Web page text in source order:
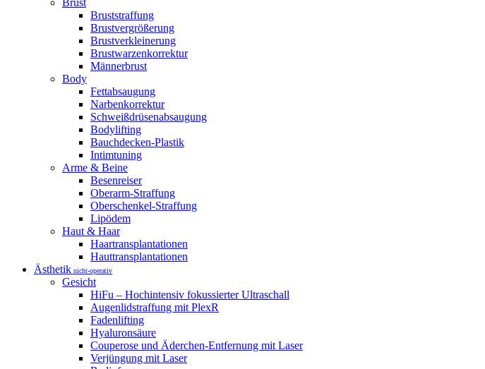
Brust
Bruststraffung
Brustvergrößerung
Brustverkleinerung
Brustwarzenkorrektur
Männerbrust
Body
Fettabsaugung
Narbenkorrektur
Schweißdrüsenabsaugung
Bodylifting
Bauchdecken-Plastik
Intimtuning
Arme & Beine
Besenreiser
Oberarm-Straffung
Oberschenkel-Straffung
Lipödem
Haut & Haar
Haartransplantationen
Hauttransplantationen
Ästhetik nicht-operativ
Gesicht
HiFu – Hochintensiv fokussierter Ultraschall
Augenlidstraffung mit PlexR
Fadenlifting
Hyaluronsäure
Couperose und Äderchen-Entfernung mit Laser
Verjüngung mit Laser